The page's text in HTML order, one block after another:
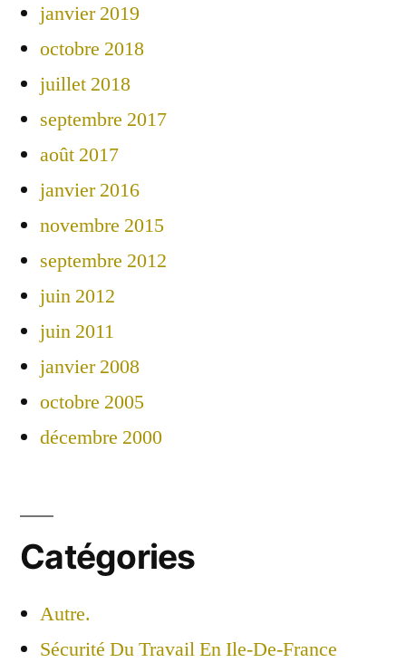
janvier 2019
octobre 2018
juillet 2018
septembre 2017
août 2017
janvier 2016
novembre 2015
septembre 2012
juin 2012
juin 2011
janvier 2008
octobre 2005
décembre 2000
Catégories
Autre.
Sécurité Du Travail En Ile-De-France